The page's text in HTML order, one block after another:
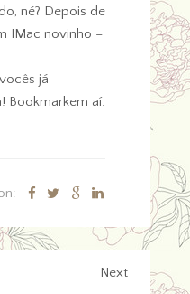
né? Depois de
IMac novinho –
já
Bookmarkem aí:
Next